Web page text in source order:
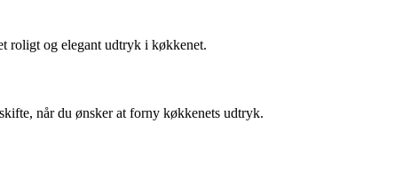
roligt og elegant udtryk i køkkenet.
når du ønsker at forny køkkenets udtryk.